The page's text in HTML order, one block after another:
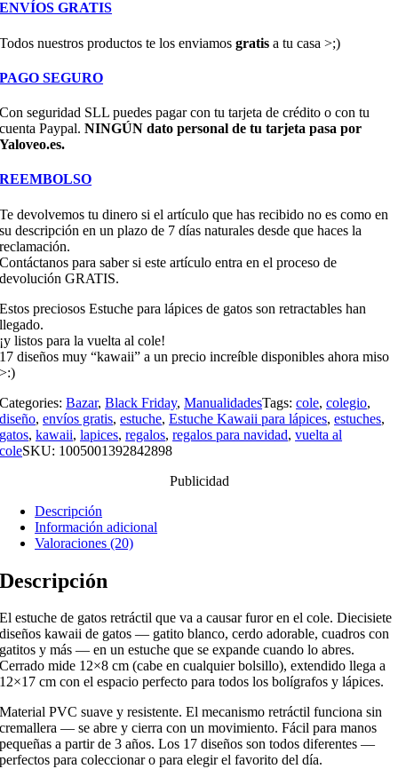
ENVÍOS GRATIS
Todos nuestros productos te los enviamosgratis a tu casa >;)
PAGO SEGURO
Con seguridad SLL puedes pagar con tu tarjeta de crédito o con tu
cuenta Paypal.NINGÚN dato personal de tu tarjeta pasa por
Yaloveo.es.
REEMBOLSO
Te devolvemos tu dinero si el artículo que has recibido no es como en
su descripción en un plazo de 7 días naturales desde que haces la
reclamación.
Contáctanos para saber si este artículo entra en el proceso de
devolución GRATIS.
Estos preciosos Estuche para lápices de gatos son retractables han
llegado.
¡y listos para la vuelta al cole!
17 diseños muy “kawaii” a un precio increíble disponibles ahora miso
>:)
Categories:Bazar,Black Friday,ManualidadesTags:cole,colegio,
diseño,envíos gratis,estuche,Estuche Kawaii para lápices,estuches,
gatos,kawaii,lapices,regalos,regalos para navidad,vuelta al
coleSKU: 1005001392842898
Publicidad
Descripción
Información adicional
Valoraciones (20)
Descripción
El estuche de gatos retráctil que va a causar furor en el cole. Diecisiete
diseños kawaii de gatos — gatito blanco, cerdo adorable, cuadros con
gatitos y más — en un estuche que se expande cuando lo abres.
Cerrado mide 12×8 cm (cabe en cualquier bolsillo), extendido llega a
12×17 cm con el espacio perfecto para todos los bolígrafos y lápices.
Material PVC suave y resistente. El mecanismo retráctil funciona sin
cremallera — se abre y cierra con un movimiento. Fácil para manos
pequeñas a partir de 3 años. Los 17 diseños son todos diferentes —
perfectos para coleccionar o para elegir el favorito del día.